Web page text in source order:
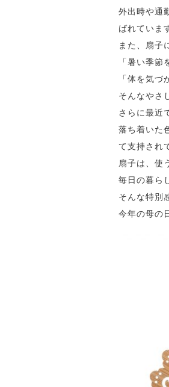
外出時や通
ばれていま
また、扇子
「暑い季節
「体を気づ
そんなやさ
さらに最近
落ち着いた
て支持され
扇子は、使
毎日の暮ら
そんな特別
今年の母の